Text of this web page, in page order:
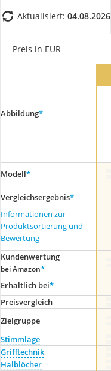
Aktualisiert: 04.08.2026
Preis in EUR
Abbildung*
Modell*
Vergleichsergebnis*
Informationen zur
Produktsortierung und
Bewertung
Kundenwertung
bei Amazon*
Erhältlich bei*
Preis­vergleich
Zielgruppe
Stimmlage
Grifftechnik
Halblöcher